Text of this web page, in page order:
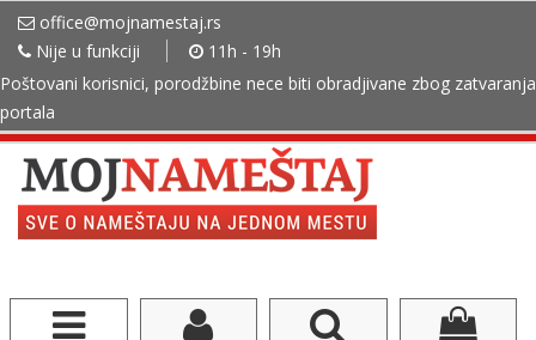
office@mojnamestaj.rs
Nije u funkciji
11h - 19h
Poštovani korisnici, porodžbine nece biti obradjivane zbog zatvaranja
portala